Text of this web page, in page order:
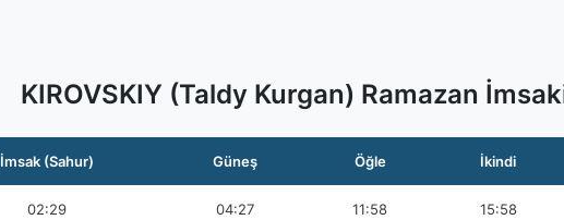
KIROVSKIY (Taldy Kurgan) Ramazan
İmsak (Sahur) Güneş Öğle İkindi
02:29 04:27 11:58 15:58